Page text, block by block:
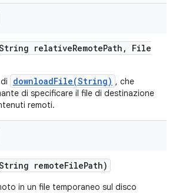
relativeRemotePath ,
File
downloadFile(String) , che
di specificare il file di destinazione
remoti.
remoteFilePath)
in un file temporaneo sul disco